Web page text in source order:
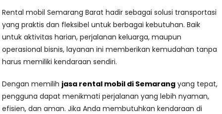
Rental mobil Semarang Barat hadir sebagai solusi transportasi
yang praktis dan fleksibel untuk berbagai kebutuhan. Baik
untuk aktivitas harian, perjalanan keluarga, maupun
operasional bisnis, layanan ini memberikan kemudahan tanpa
harus memiliki kendaraan sendiri.
Dengan memilih jasa rental mobil di Semarang yang tepat,
pengguna dapat menikmati perjalanan yang lebih nyaman,
efisien, dan aman. Jika Anda membutuhkan kendaraan di